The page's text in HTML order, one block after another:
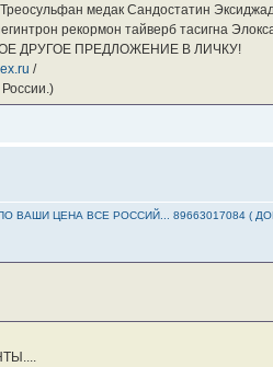
медак Сандостатин
рекормон тайверб тасигна
ДРУГОЕ ПРЕДЛОЖЕНИЕ В ЛИЧКУ!
/
ВАШИ ЦЕНА ВСЕ РОССИЙ... 89663017084 (